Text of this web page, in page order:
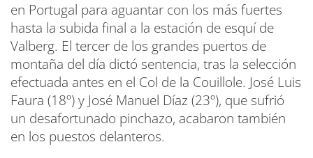
en Portugal para aguantar con los más fuertes
hasta la subida final a la estación de esquí de
Valberg. El tercer de los grandes puertos de
montaña del día dictó sentencia, tras la selección
efectuada antes en el Col de la Couillole. José Luis
Faura (18º) y José Manuel Díaz (23º), que sufrió
un desafortunado pinchazo, acabaron también
en los puestos delanteros.